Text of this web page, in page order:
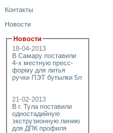
Контакты
Новости
Новости
18-04-2013
В Самару поставили
4-х местную пресс-
форму для литья
ручки ПЭТ бутылки 5л
21-02-2013
В г. Тула поставили
одностадийную
экструзионную линию
для ДПК профиля